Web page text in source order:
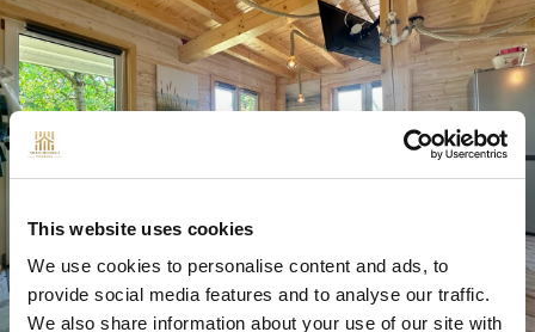
This website uses cookies
We use cookies to personalise content and ads, to
provide social media features and to analyse our traffic.
We also share information about your use of our site with
gdzie zawsze zaparkujemy auto. W pobliżu
działki - ZKM 31, jeździ również meleks z
Ergo Areny do Monte Cassino w sezonie
letnim bezpłatnie dla mieszkańców Sopotu.
Działka znajduje się w zacisznej części,
blisko parku i morza - do Sopockiej plaży ok.
800m, w oddaleniu od głównej drogi, nie
słychać więc jeżdżących samochodów a